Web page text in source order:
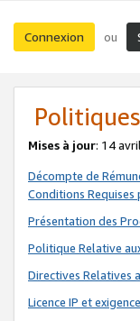
Connexion ou
Mises à jour: 14
Décompte de
Conditions
Présentation des
Politique Relative
Directives Relatives
Licence IP et